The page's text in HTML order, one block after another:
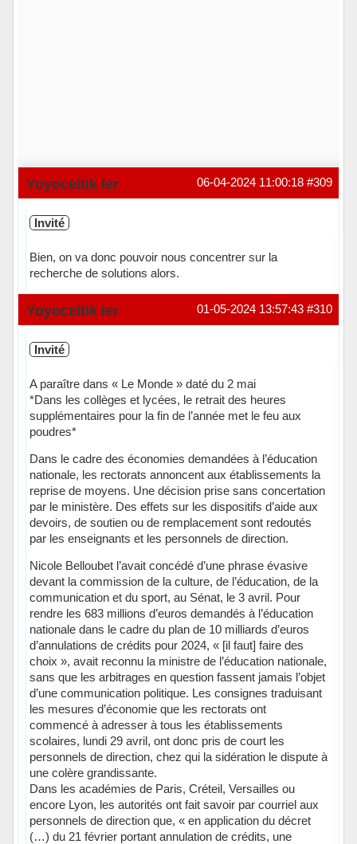
#309
06-04-2024 11:00:18
Yoyoceltik Ier
Invité
Bien, on va donc pouvoir nous concentrer sur la
recherche de solutions alors.
#310
01-05-2024 13:57:43
Yoyoceltik Ier
Invité
A paraître dans « Le Monde » daté du 2 mai
*Dans les collèges et lycées, le retrait des heures
supplémentaires pour la fin de l’année met le feu aux
poudres*
Dans le cadre des économies demandées à l’éducation
nationale, les rectorats annoncent aux établissements la
reprise de moyens. Une décision prise sans concertation
par le ministère. Des effets sur les dispositifs d’aide aux
devoirs, de soutien ou de remplacement sont redoutés
par les enseignants et les personnels de direction.
Nicole Belloubet l’avait concédé d’une phrase évasive
devant la commission de la culture, de l’éducation, de la
communication et du sport, au Sénat, le 3 avril. Pour
rendre les 683 millions d’euros demandés à l’éducation
nationale dans le cadre du plan de 10 milliards d’euros
d’annulations de crédits pour 2024, « [il faut] faire des
choix », avait reconnu la ministre de l’éducation nationale,
sans que les arbitrages en question fassent jamais l’objet
d’une communication politique. Les consignes traduisant
les mesures d’économie que les rectorats ont
commencé à adresser à tous les établissements
scolaires, lundi 29 avril, ont donc pris de court les
personnels de direction, chez qui la sidération le dispute à
une colère grandissante.
Dans les académies de Paris, Créteil, Versailles ou
encore Lyon, les autorités ont fait savoir par courriel aux
personnels de direction que, « en application du décret
(…) du 21 février portant annulation de crédits, une